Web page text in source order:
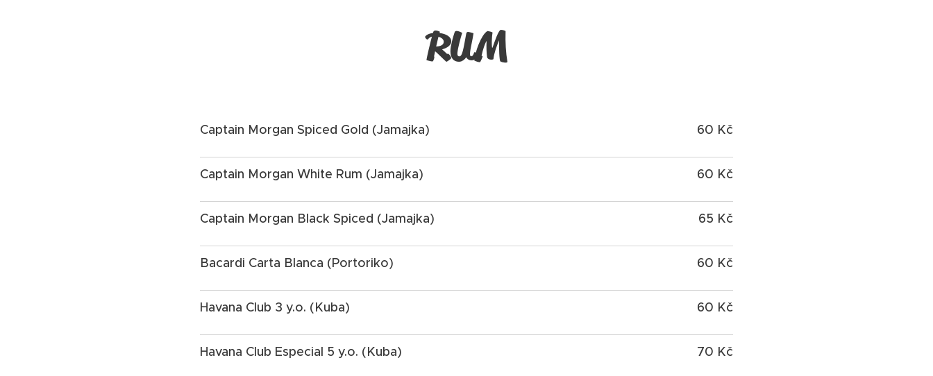
RUM
Captain Morgan Spiced Gold (Jamajka) 60 Kč
Captain Morgan White Rum (Jamajka) 60 Kč
Captain Morgan Black Spiced (Jamajka) 65 Kč
Bacardi Carta Blanca (Portoriko) 60 Kč
Havana Club 3 y.o. (Kuba) 60 Kč
Havana Club Especial 5 y.o. (Kuba) 70 Kč